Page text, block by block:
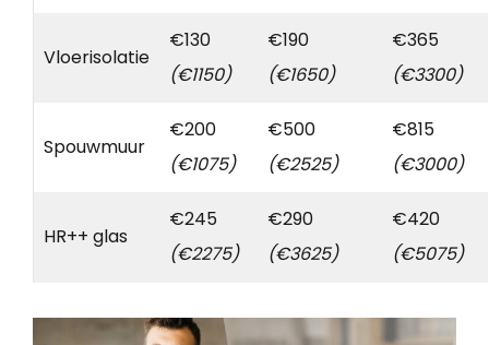
Vloerisolatie
€130
(€1150)
€190
(€1650)
€365
(€3300)
Spouwmuur
€200
(€1075)
€500
(€2525)
€815
(€3000)
HR++ glas
€245
(€2275)
€290
(€3625)
€420
(€5075)